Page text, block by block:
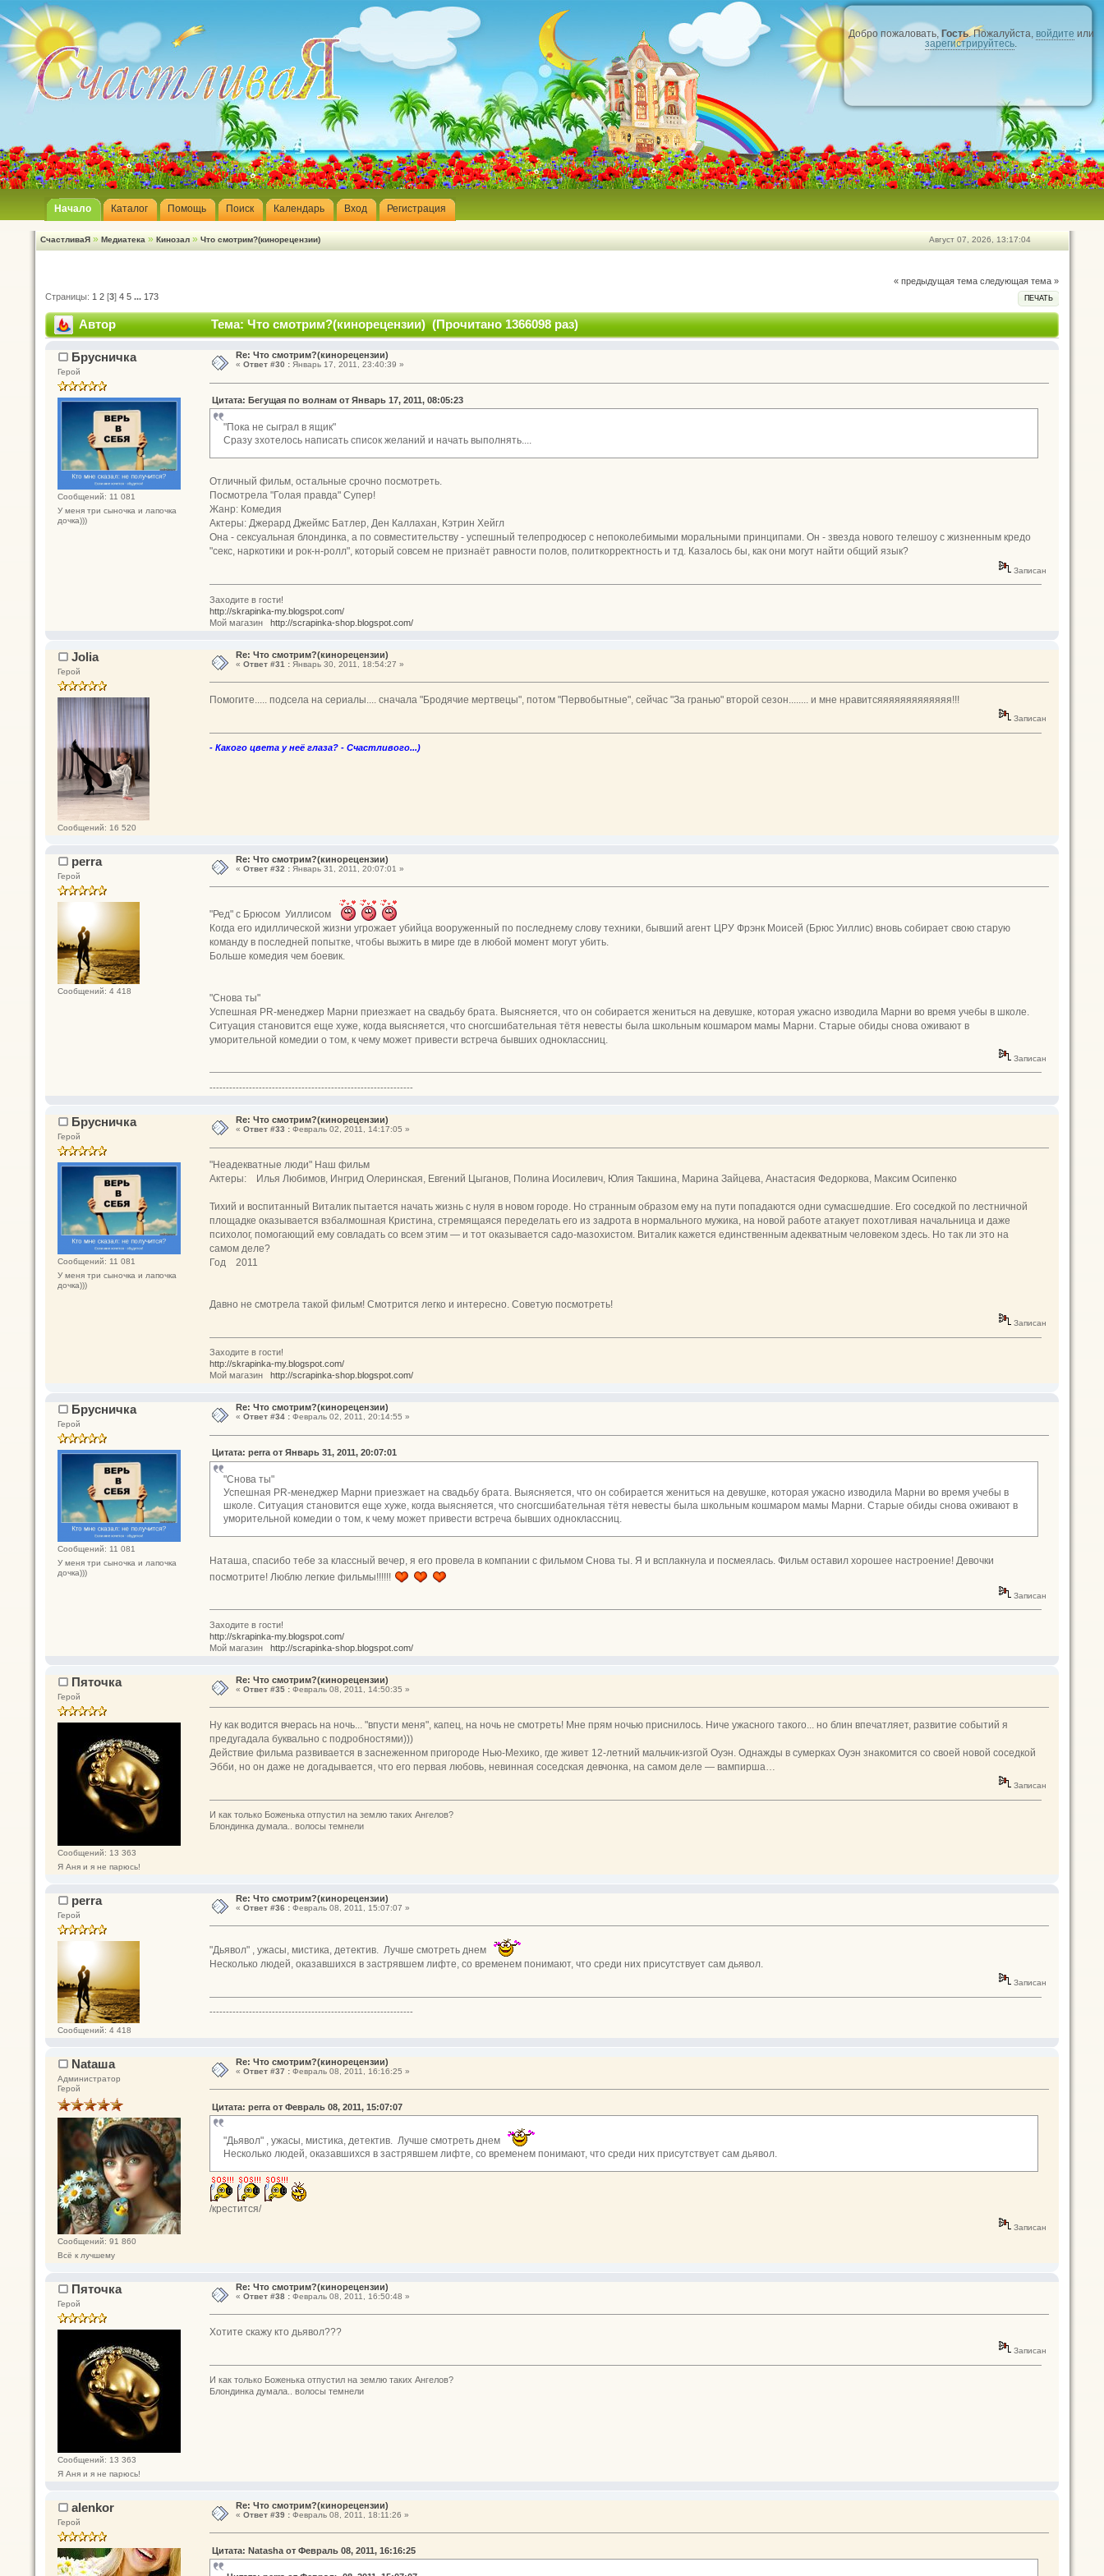
Добро пожаловать,Гость. Пожалуйста, войдите или
зарегистрируйтесь.
Начало Каталог Помощь Поиск Календарь Вход Регистрация
Август 07, 2026, 13:17:04
СчастливаЯ » Медиатека » Кинозал » Что смотрим?(кинорецензии)
« предыдущая тема следующая тема »
ПЕЧАТЬ
Страницы: 1 2 [3] 4 5 ... 173
Автор Тема: Что смотрим?(кинорецензии) (Прочитано 1366098 раз)
Брусничка
Герой
Сообщений: 11 081
У меня три сыночка и лапочка
дочка)))
Re: Что смотрим?(кинорецензии)
« Ответ #30 :Январь 17, 2011, 23:40:39 »
Цитата: Бегущая по волнам от Январь 17, 2011, 08:05:23
"Пока не сыграл в ящик"
Сразу зхотелось написать список желаний и начать выполнять....
Отличный фильм, остальные срочно посмотреть.
Посмотрела "Голая правда" Супер!
Жанр: Комедия
Актеры: Джерард Джеймс Батлер, Ден Каллахан, Кэтрин Хейгл
Она - сексуальная блондинка, а по совместительству - успешный телепродюсер с непоколебимыми моральными принципами. Он - звезда нового телешоу с жизненным кредо
"секс, наркотики и рок-н-ролл", который совсем не признаёт равности полов, политкорректность и тд. Казалось бы, как они могут найти общий язык?
Записан
Заходите в гости!
http://skrapinka-my.blogspot.com/
Мой магазин http://scrapinka-shop.blogspot.com/
Jolia
Герой
Сообщений: 16 520
Re: Что смотрим?(кинорецензии)
« Ответ #31 :Январь 30, 2011, 18:54:27 »
Помогите..... подсела на сериалы.... сначала "Бродячие мертвецы", потом "Первобытные", сейчас "За гранью" второй сезон........ и мне нравитсяяяяяяяяяяяяя!!!
Записан
- Какого цвета у неё глаза? - Счастливого...)
perra
Герой
Сообщений: 4 418
Re: Что смотрим?(кинорецензии)
« Ответ #32 :Январь 31, 2011, 20:07:01 »
"Ред" с Брюсом Уиллисом
Когда его идиллической жизни угрожает убийца вооруженный по последнему слову техники, бывший агент ЦРУ Фрэнк Моисей (Брюс Уиллис) вновь собирает свою старую
команду в последней попытке, чтобы выжить в мире где в любой момент могут убить.
Больше комедия чем боевик.
"Снова ты"
Успешная PR-менеджер Марни приезжает на свадьбу брата. Выясняется, что он собирается жениться на девушке, которая ужасно изводила Марни во время учебы в школе.
Ситуация становится еще хуже, когда выясняется, что сногсшибательная тётя невесты была школьным кошмаром мамы Марни. Старые обиды снова оживают в
уморительной комедии о том, к чему может привести встреча бывших одноклассниц.
Записан
--------------------------------------------------------------
Брусничка
Герой
Сообщений: 11 081
У меня три сыночка и лапочка
дочка)))
Re: Что смотрим?(кинорецензии)
« Ответ #33 :Февраль 02, 2011, 14:17:05 »
"Неадекватные люди" Наш фильм
Актеры: Илья Любимов, Ингрид Олеринская, Евгений Цыганов, Полина Иосилевич, Юлия Такшина, Марина Зайцева, Анастасия Федоркова, Максим Осипенко
Тихий и воспитанный Виталик пытается начать жизнь с нуля в новом городе. Но странным образом ему на пути попадаются одни сумасшедшие. Его соседкой по лестничной
площадке оказывается взбалмошная Кристина, стремящаяся переделать его из задрота в нормального мужика, на новой работе атакует похотливая начальница и даже
психолог, помогающий ему совладать со всем этим — и тот оказывается садо-мазохистом. Виталик кажется единственным адекватным человеком здесь. Но так ли это на
самом деле?
Год 2011
Давно не смотрела такой фильм! Смотрится легко и интересно. Советую посмотреть!
Записан
Заходите в гости!
http://skrapinka-my.blogspot.com/
Мой магазин
http://scrapinka-shop.blogspot.com/
Брусничка
Герой
Сообщений: 11 081
У меня три сыночка и лапочка
дочка)))
Re: Что смотрим?(кинорецензии)
« Ответ #34 :Февраль 02, 2011, 20:14:55 »
Цитата: perra от Январь 31, 2011, 20:07:01
"Снова ты"
Успешная PR-менеджер Марни приезжает на свадьбу брата. Выясняется, что он собирается жениться на девушке, которая ужасно изводила Марни во время учебы в
школе. Ситуация становится еще хуже, когда выясняется, что сногсшибательная тётя невесты была школьным кошмаром мамы Марни. Старые обиды снова оживают в
уморительной комедии о том, к чему может привести встреча бывших одноклассниц.
Наташа, спасибо тебе за классный вечер, я его провела в компании с фильмом Снова ты. Я и всплакнула и посмеялась. Фильм оставил хорошее настроение! Девочки
посмотрите! Люблю легкие фильмы!!!!!!
Записан
Заходите в гости!
http://skrapinka-my.blogspot.com/
Мой магазин http://scrapinka-shop.blogspot.com/
Пяточка
Герой
Сообщений: 13 363
Я Аня и я не парюсь!
Re: Что смотрим?(кинорецензии)
« Ответ #35 :Февраль 08, 2011, 14:50:35 »
Ну как водится вчерась на ночь... "впусти меня", капец, на ночь не смотреть! Мне прям ночью приснилось. Ниче ужасного такого... но блин впечатляет, развитие событий я
предугадала буквально с подробностями)))
Действие фильма развивается в заснеженном пригороде Нью-Мехико, где живет 12-летний мальчик-изгой Оуэн. Однажды в сумерках Оуэн знакомится со своей новой соседкой
Эбби, но он даже не догадывается, что его первая любовь, невинная соседская девчонка, на самом деле — вампирша…
Записан
И как только Боженька отпустил на землю таких Ангелов?
Блондинка думала.. волосы темнели
perra
Герой
Сообщений: 4 418
Re: Что смотрим?(кинорецензии)
« Ответ #36 :Февраль 08, 2011, 15:07:07 »
"Дьявол" , ужасы, мистика, детектив. Лучше смотреть днем
Несколько людей, оказавшихся в застрявшем лифте, со временем понимают, что среди них присутствует сам дьявол.
Записан
--------------------------------------------------------------
Nataшa
Администратор
Герой
Сообщений: 91 860
Всё к лучшему
Re: Что смотрим?(кинорецензии)
« Ответ #37 :Февраль 08, 2011, 16:16:25 »
Цитата: perra от Февраль 08, 2011, 15:07:07
"Дьявол" , ужасы, мистика, детектив. Лучше смотреть днем
Несколько людей, оказавшихся в застрявшем лифте, со временем понимают, что среди них присутствует сам дьявол.
/крестится/
Записан
Пяточка
Герой
Сообщений: 13 363
Я Аня и я не парюсь!
Re: Что смотрим?(кинорецензии)
« Ответ #38 :Февраль 08, 2011, 16:50:48 »
Хотите скажу кто дьявол???
Записан
И как только Боженька отпустил на землю таких Ангелов?
Блондинка думала.. волосы темнели
alenkor
Герой
Re: Что смотрим?(кинорецензии)
« Ответ #39 :Февраль 08, 2011, 18:11:26 »
Цитата: Natasha от Февраль 08, 2011, 16:16:25